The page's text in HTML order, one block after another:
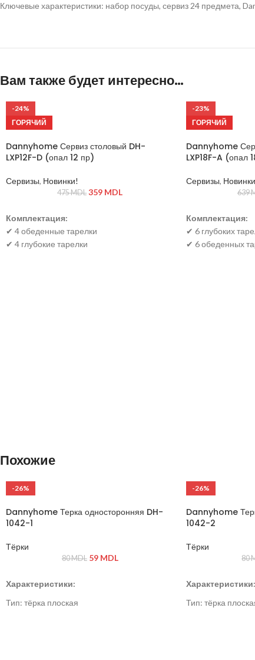
Ключевые характеристики: набор посуды, сервиз 24 предмета,
Вам также будет интересно…
-24%
ГОРЯЧИЙ
Dannyhome Сервиз столовый DH-
LXP12F-D (опал 12 пр)
Сервизы, Новинки!
475MDL 359 MDL
Комплектация:
✔ 4 обеденные тарелки
✔ 4 глубокие тарелки
-23%
ГОРЯЧИЙ
Dannyhome
LXP18F-A (опал
Сервизы,
639
Комплектация:
✔ 6 глубоких
✔ 6 обеденных
Похожие
-26%
Dannyhome Терка односторонняя DH-
1042-1
Тёрки
80MDL 59 MDL
Характеристики:
Тип: тёрка плоская
-26%
Dannyhome
1042-2
Тёрки
80
Характеристики:
Тип: тёрка